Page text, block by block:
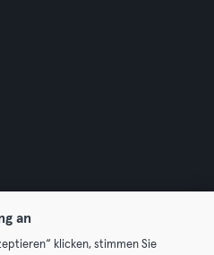
an
klicken, stimmen Sie